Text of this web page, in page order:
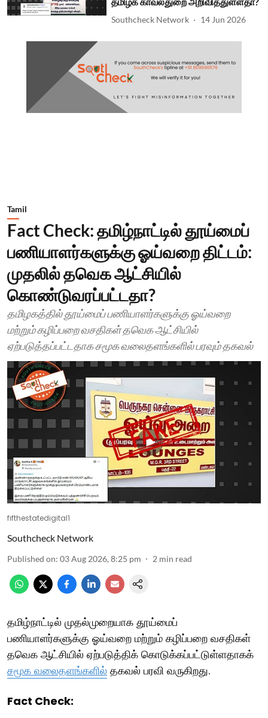
Southcheck Network 14 Jun 2026
Tamil
Fact Check: தமிழ்நாட்டில் தூய்மைப்
பணியாளர்களுக்கு ஓய்வறை திட்டம்:
முதலில் தவெக ஆட்சியில்
கொண்டுவரப்பட்டதா?
தமிழகத்தில் தூய்மைப் பணியாளர்களுக்கு ஓய்வறை
மற்றும் கழிப்பறை வசதிகள் தவெக ஆட்சியில்
ஏற்படுத்தப்பட்டதாக சமூக வலைதளங்களில் பரவும் தகவல்
fifthestatedigital1
Southcheck Network
Published on: 03 Aug 2026, 8:25 pm 2 min read
தமிழ்நாட்டில் முதல்முறையாக தூய்மைப்
பணியாளர்களுக்கு ஓய்வறை மற்றும் கழிப்பறை வசதிகள்
தவெக ஆட்சியில் ஏற்படுத்திக் கொடுக்கப்பட்டுள்ளதாகக்
சமூக வலைதளங்களில் தகவல் பரவி வருகிறது.
Fact Check: